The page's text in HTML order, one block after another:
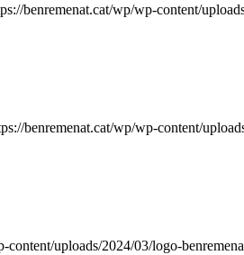
benremenat.cat/wp/wp-content/
benremenat.cat/wp/wp-content/
content/uploads/2024/03/logo-